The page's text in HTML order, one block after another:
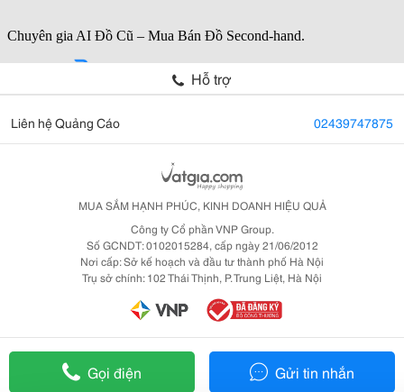
Gọi điện Gửi tin nhắn
Hỗ trợ
Liên hệ Quảng Cáo 02439747875
MUA SẮM HẠNH PHÚC, KINH DOANH HIỆU QUẢ
Công ty Cổ phần VNP Group.
Số GCNDT: 0102015284, cấp ngày 21/06/2012
Nơi cấp: Sở kế hoạch và đầu tư thành phố Hà Nội
Trụ sở chính: 102 Thái Thịnh, P. Trung Liệt, Hà Nội